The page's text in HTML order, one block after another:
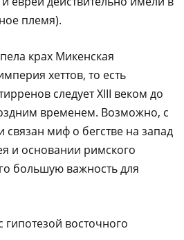
племя).
крах Микенская
хеттов, то есть
следует XIII веком до
временем. Возможно, с
миф о бегстве на запад
и основании римского
большую важность для
восточного